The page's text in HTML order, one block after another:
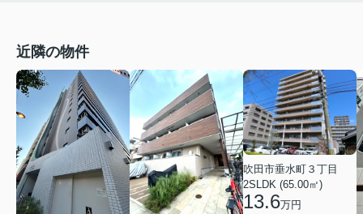
近隣の物件
吹田市垂水町３丁目
2SLDK (65.00㎡)
13.6万円